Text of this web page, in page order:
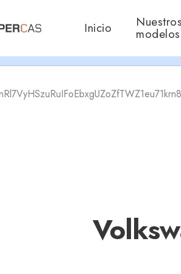
Inicio Nuestros
modelos